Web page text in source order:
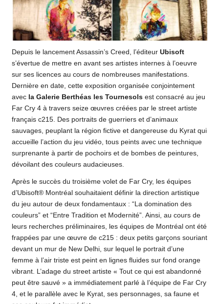
Depuis le lancement Assassin’s Creed, l’éditeur Ubisoft
s’évertue de mettre en avant ses artistes internes à l’oeuvre
sur ses licences au cours de nombreuses manifestations.
Dernière en date, cette exposition organisée conjointement
avec la Galerie Berthéas les Tournesols est consacré au jeu
Far Cry 4 à travers seize œuvres créées par le street artiste
français c215. Des portraits de guerriers et d’animaux
sauvages, peuplant la région fictive et dangereuse du Kyrat qui
accueille l’action du jeu vidéo, tous peints avec une technique
surprenante à partir de pochoirs et de bombes de peintures,
dévoilant des couleurs audacieuses.
Après le succès du troisième volet de Far Cry, les équipes
d’Ubisoft® Montréal souhaitaient définir la direction artistique
du jeu autour de deux fondamentaux : “La domination des
couleurs” et “Entre Tradition et Modernité”. Ainsi, au cours de
leurs recherches préliminaires, les équipes de Montréal ont été
frappées par une œuvre de c215 : deux petits garçons souriant
devant un mur de New Delhi, sur lequel le portrait d’une
femme à l’air triste est peint en lignes fluides sur fond orange
vibrant. L’adage du street artiste « Tout ce qui est abandonné
peut être sauvé » a immédiatement parlé à l’équipe de Far Cry
4, et le parallèle avec le Kyrat, ses personnages, sa faune et